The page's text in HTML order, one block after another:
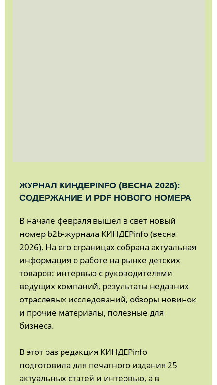
ЖУРНАЛ КИНДЕРINFO (ВЕСНА 2026):
СОДЕРЖАНИЕ И PDF НОВОГО НОМЕРА
В начале февраля вышел в свет новый
номер b2b‑журнала КИНДЕРinfo (весна
2026). На его страницах собрана актуальная
информация о работе на рынке детских
товаров: интервью с руководителями
ведущих компаний, результаты недавних
отраслевых исследований, обзоры новинок
и прочие материалы, полезные для
бизнеса.
В этот раз редакция КИНДЕРinfo
подготовила для печатного издания 25
актуальных статей и интервью, а в